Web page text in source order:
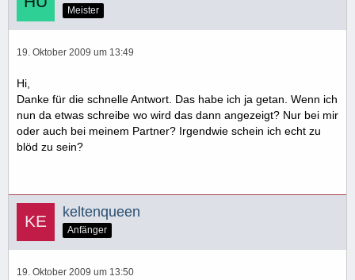
Meister
19. Oktober 2009 um 13:49
Hi,
Danke für die schnelle Antwort. Das habe ich ja getan. Wenn ich
nun da etwas schreibe wo wird das dann angezeigt? Nur bei mir
oder auch bei meinem Partner? Irgendwie schein ich echt zu
blöd zu sein?
keltenqueen
Anfänger
19. Oktober 2009 um 13:50